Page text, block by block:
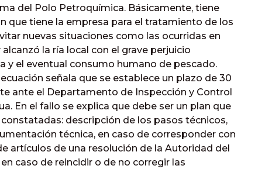
del Polo Petroquímica. Básicamente, tiene
que tiene la empresa para el tratamiento de los
nuevas situaciones como las ocurridas en
la ría local con el grave perjuicio
y el eventual consumo humano de pescado.
señala que se establece un plazo de 30
ante el Departamento de Inspección y Control
En el fallo se explica que debe ser un plan que
descripción de los pasos técnicos,
técnica, en caso de corresponder con
artículos de una resolución de la Autoridad del
caso de reincidir o de no corregir las